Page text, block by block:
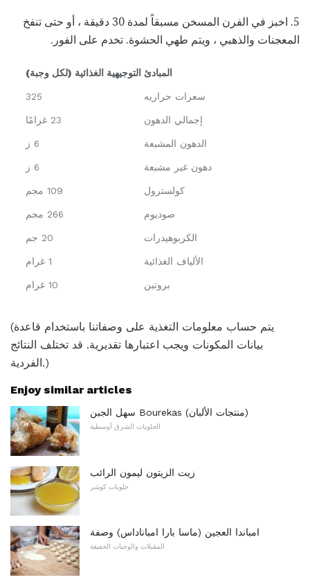
5. اخبز في الفرن المسخن مسبقاً لمدة 30 دقيقة ، أو حتى تنفخ
المعجنات والذهبي ، ويتم طهي الحشوة. تخدم على الفور.
المبادئ التوجيهية الغذائية (لكل وجبة)
سعرات حراريه 325
إجمالي الدهون 23 غرامًا
الدهون المشبعة 6 ز
دهون غير مشبعة 6 ز
كولسترول 109 مجم
صوديوم 266 مجم
الكربوهيدرات 20 جم
الألياف الغذائية 1 غرام
بروتين 10 غرام
(يتم حساب معلومات التغذية على وصفاتنا باستخدام قاعدة
بيانات المكونات ويجب اعتبارها تقديرية. قد تختلف النتائج
الفردية.)
Enjoy similar articles
سهل الجبن Bourekas (منتجات الألبان)
الحلويات الشرق أوسطية
زيت الزيتون ليمون الرائب
حلويات كوشر
امباندا العجين (ماسا بارا امباناداس) وصفة
المقبلات والوجبات الخفيفة